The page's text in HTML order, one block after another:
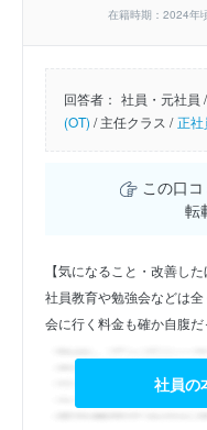
在籍時期：2024年
回答者： 社員・元社員 /
(OT) /主任クラス / 正社
この口コ
転
【気になること・改善した
社員教育や勉強会などは
会に行く料金も確か自腹だ
社員の